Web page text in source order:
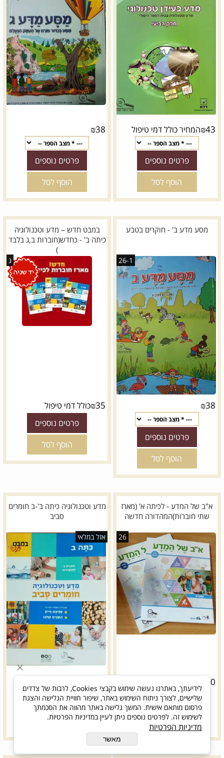
₪43 המחיר כולל דמי טיפול
פרטים נוספים
הוסף לסל
₪38
פרטים נוספים
הוסף לסל
מסע מדע ב' - חוקרים בטבע
26-1
₪38
פרטים נוספים
הוסף לסל
במבט חדש – מדע וטכנולוגיה
כיתה ב' - כחדש(חוברות ב,ג בלבד
)
ג
₪35 כולל דמי טיפול
פרטים נוספים
הוסף לסל
א"ב של המדע - לכיתה א' (מארז
שתי חוברות)המהדורה חדשה
26
58.50
פרטים נוספים
הוסף לסל
מדע וטכנולוגיה כיתה ב'-ב חומרים
סביב
אזל במלאי
פרטים נוספים
הוסף לסל
לידיעתך, באתרנו נעשה שימוש בקבצי Cookies, לרבות של צדדים
שלישיים, לצורך ניתוח השימוש באתר, שיפור חוויית הגלישה והצגת
פרסום מותאם אישית. המשך גלישה באתר מהווה את הסכמתך
לשימוש זה. לפרטים נוספים ניתן לעיין במדיניות הפרטיות.
מדיניות הפרטיות
מאשר